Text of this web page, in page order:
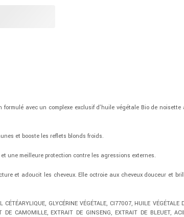
formulé avec un complexe exclusif d’huile végétale Bio de
et booste les reflets blonds froids.
une meilleure protection contre les agressions externes.
et adoucit les cheveux. Elle octroie aux cheveux douceur et
GLYCÉRINE VÉGÉTALE, CI77007, HUILE
CAMOMILLE, EXTRAIT DE GINSENG, EXTRAIT DE BLEUET,